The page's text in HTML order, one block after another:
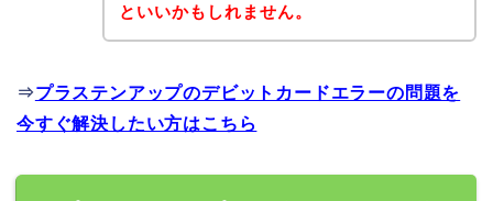
といいかもしれません。
⇒プラステンアップのデビットカードエラーの問題を
今すぐ解決したい方はこちら